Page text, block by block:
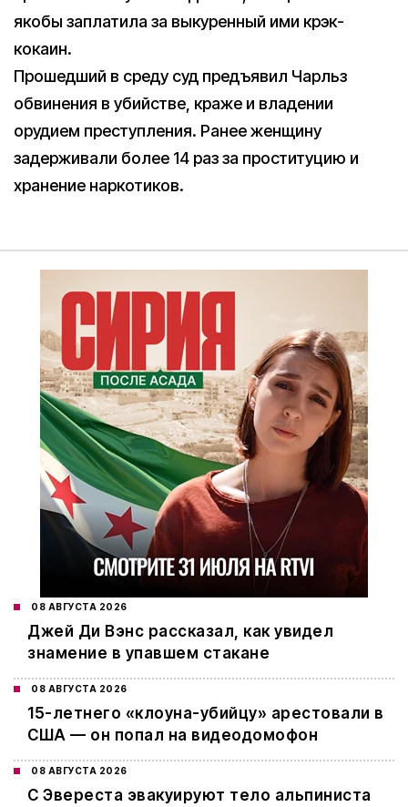
якобы заплатила за выкуренный ими крэк-
кокаин.
Прошедший в среду суд предъявил Чарльз
обвинения в убийстве, краже и владении
орудием преступления. Ранее женщину
задерживали более 14 раз за проституцию и
хранение наркотиков.
08 АВГУСТА 2026
Джей Ди Вэнс рассказал, как увидел
знамение в упавшем стакане
08 АВГУСТА 2026
15-летнего «клоуна-убийцу» арестовали в
США — он попал на видеодомофон
08 АВГУСТА 2026
С Эвереста эвакуируют тело альпиниста